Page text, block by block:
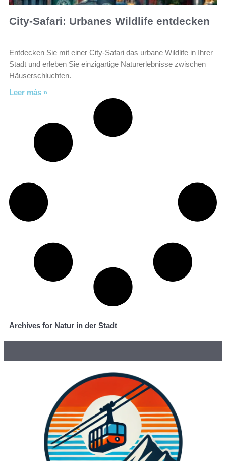
City-Safari: Urbanes Wildlife entdecken
Entdecken Sie mit einer City-Safari das urbane Wildlife in Ihrer
Stadt und erleben Sie einzigartige Naturerlebnisse zwischen
Häuserschluchten.
Leer más »
Archives for Natur in der Stadt